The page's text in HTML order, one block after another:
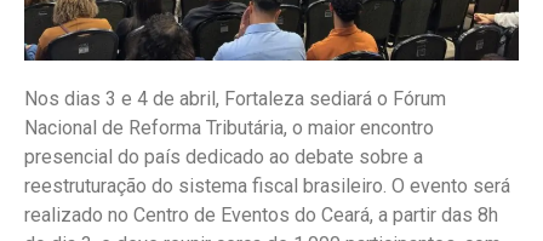
Nos dias 3 e 4 de abril, Fortaleza sediará o Fórum
Nacional de Reforma Tributária, o maior encontro
presencial do país dedicado ao debate sobre a
reestruturação do sistema fiscal brasileiro. O evento será
realizado no Centro de Eventos do Ceará, a partir das 8h